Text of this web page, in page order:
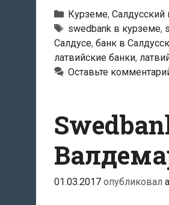
филиал
Рубрики
Курземе, Салдусский
Тэги
swedbank в курземе,
Салдусе, банк в
латвийские банки,
Оставьте
01.03.2017 опубликовал